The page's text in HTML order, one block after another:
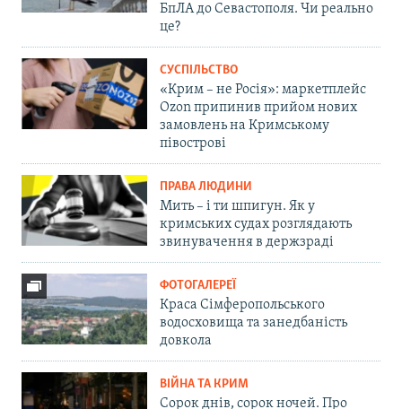
БпЛА до Севастополя. Чи реально
це?
СУСПІЛЬСТВО
«Крим – не Росія»: маркетплейс
Ozon припинив прийом нових
замовлень на Кримському
півострові
ПРАВА ЛЮДИНИ
Мить – і ти шпигун. Як у
кримських судах розглядають
звинувачення в держзраді
ФОТОГАЛЕРЕЇ
Краса Сімферопольського
водосховища та занедбаність
довкола
ВІЙНА ТА КРИМ
Сорок днів, сорок ночей. Про